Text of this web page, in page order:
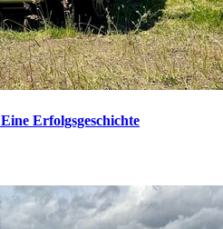
Eine Erfolgsgeschichte